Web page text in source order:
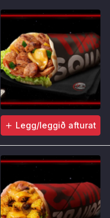
Legg/leggið afturat